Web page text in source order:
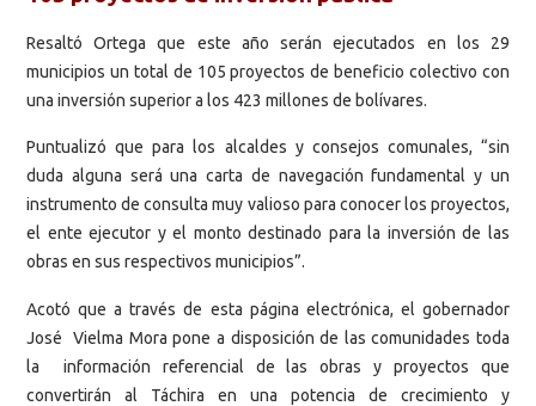
Resaltó Ortega que este año serán ejecutados en los 29
municipios un total de 105 proyectos de beneficio colectivo con
una inversión superior a los 423 millones de bolívares.
Puntualizó que para los alcaldes y consejos comunales, “sin
duda alguna será una carta de navegación fundamental y un
instrumento de consulta muy valioso para conocer los proyectos,
el ente ejecutor y el monto destinado para la inversión de las
obras en sus respectivos municipios”.
Acotó que a través de esta página electrónica, el gobernador
José Vielma Mora pone a disposición de las comunidades toda
la información referencial de las obras y proyectos que
convertirán al Táchira en una potencia de crecimiento y